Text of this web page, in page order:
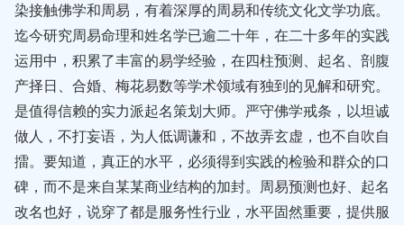
染接触佛学和周易，有着深厚的周易和传统文化文学功底。
迄今研究周易命理和姓名学已逾二十年，在二十多年的实践
运用中，积累了丰富的易学经验，在四柱预测、起名、剖腹
产择日、合婚、梅花易数等学术领域有独到的见解和研究。
是值得信赖的实力派起名策划大师。严守佛学戒条，以坦诚
做人，不打妄语，为人低调谦和，不故弄玄虚，也不自吹自
擂。要知道，真正的水平，必须得到实践的检验和群众的口
碑，而不是来自某某商业结构的加封。周易预测也好、起名
改名也好，说穿了都是服务性行业，水平固然重要，提供服